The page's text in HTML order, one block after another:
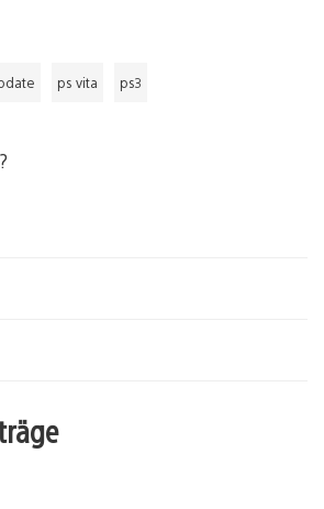
ps vita ps3